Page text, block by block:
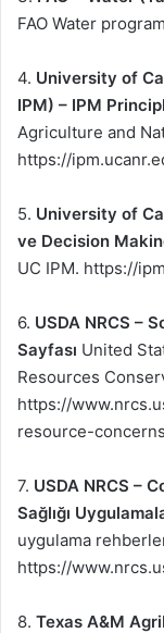
FAO Water
4. University of
IPM) – IPM
Agriculture and
https://
5. University of
ve Decision
UC IPM. https://
6. USDA NRCS –
Sayfası United
Resources
https://
resource-
7. USDA NRCS –
Sağlığı
uygulama
https://
8. Texas A&M